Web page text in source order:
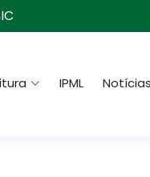
IPML Notícias